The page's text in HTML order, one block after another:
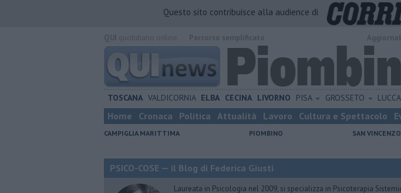
Questo sito contribuisce alla audience di
TOSCANA VALDICORNIA ELBA CECINA LIVORNO PISA GROSSETO LUCCA
Home Cronaca Politica Attualità Lavoro Cultura e Spettacolo
CAMPIGLIA MARITTIMA PIOMBINO SAN VINCENZO
PSICO-COSE — il Blog di Federica Giusti
Laureata in Psicologia nel 2009, si specializza in Psicoterapia